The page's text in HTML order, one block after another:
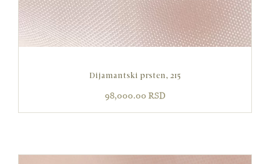
Dijamantski prsten, 215
98,000.00 RSD